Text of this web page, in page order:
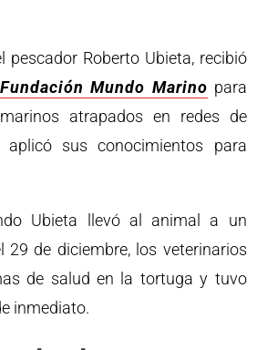
pescador Roberto Ubieta, recibió
Fundación Mundo Marino para
atrapados en redes de
sus conocimientos para
Ubieta llevó al animal a un
29 de diciembre, los veterinarios
de salud en la tortuga y tuvo
inmediato.